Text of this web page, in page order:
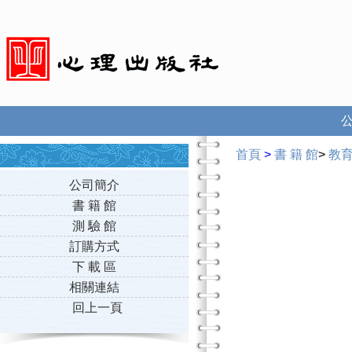
公司簡介
書 籍 館
測 驗 館
訂購方式
下 載 區
相關連結
回上一頁
首頁 > 書 籍 館> 教